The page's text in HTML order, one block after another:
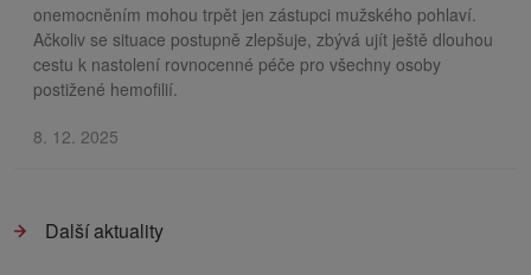
onemocněním mohou trpět jen zástupci mužského pohlaví.
Ačkoliv se situace postupně zlepšuje, zbývá ujít ještě dlouhou
cestu k nastolení rovnocenné péče pro všechny osoby
postižené hemofilií.
8. 12. 2025
Další aktuality